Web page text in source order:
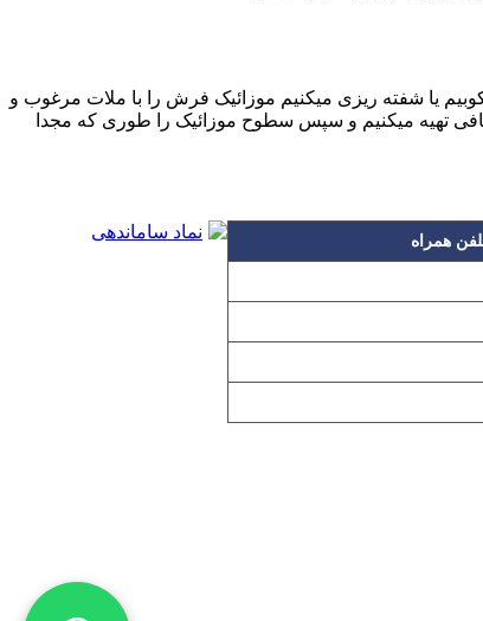
یا شفته ریزی میکنیم موزائیک فرش را با ملات مرغوب و
و یا خاک سنگ و سیمان با عیار کافی تهیه میکنیم و سپس سطوح موزائیک را طوری که مجدا
همراه